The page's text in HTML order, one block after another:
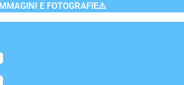
IMMAGINI E FOTOGRAFIE⚠️